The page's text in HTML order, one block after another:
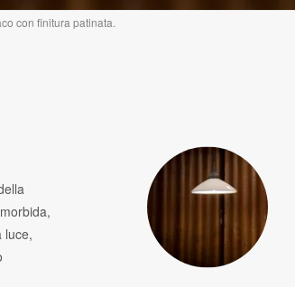
con finitura patinata.
luce,